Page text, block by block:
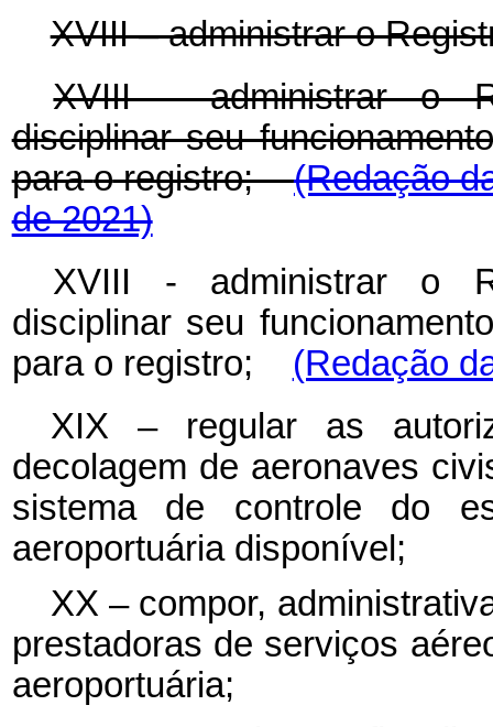
XVIII – administrar o
XVIII - administrar o
disciplinar seu
para o registro;(Redação
de 2021)
XVIII - administrar o
disciplinar seu
para o registro; (Redação
XIX – regular as
decolagem de aeronaves
sistema de controle do
aeroportuária disponível;
XX – compor,
prestadoras de serviços
aeroportuária;